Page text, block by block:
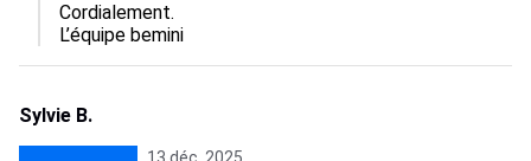
Cordialement.
L’équipe bemini
Sylvie B.